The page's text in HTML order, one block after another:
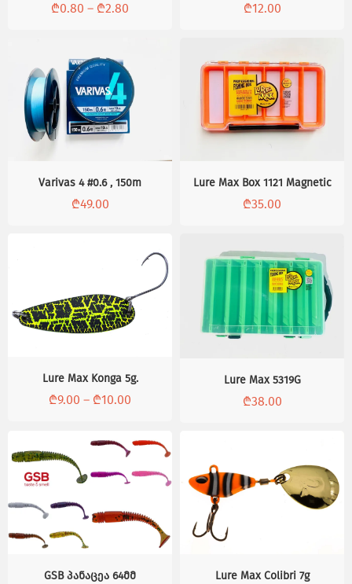
₾0.80 – ₾2.80 ₾12.00
Varivas 4 #0.6 , 150m
₾49.00
Lure Max Box 1121 Magnetic
₾35.00
Lure Max Konga 5g.
₾9.00 – ₾10.00
Lure Max 5319G
₾38.00
GSB პანაცეა 64მმ Lure Max Colibri 7g